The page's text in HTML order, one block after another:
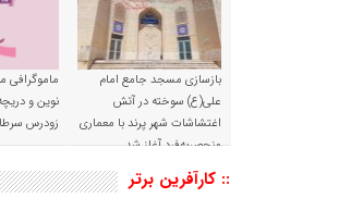
بازسازی مسجد جامع امام
علی(ع) سوخته در آتش
اغتشاشات شهر پرند با معماری
منحصربه‌فرد آغاز شد
ماموگرافی
نوین و
زودرس
:: کارآفرین برتر